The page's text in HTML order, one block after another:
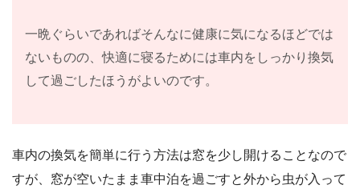
一晩ぐらいであればそんなに健康に気になるほどでは
ないものの、快適に寝るためには車内をしっかり換気
して過ごしたほうがよいのです。
車内の換気を簡単に行う方法は窓を少し開けることなので
すが、窓が空いたまま車中泊を過ごすと外から虫が入って